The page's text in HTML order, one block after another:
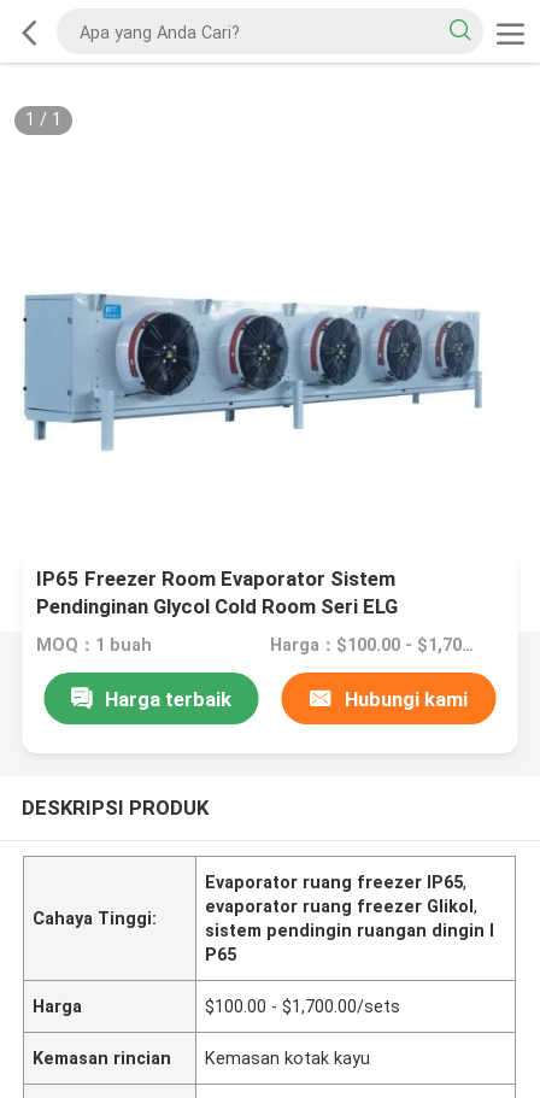
1 / 1
IP65 Freezer Room Evaporator Sistem
Pendinginan Glycol Cold Room Seri ELG
MOQ：1 buah Harga：$100.00 - $1,700.00/sets
Harga terbaik Hubungi kami
DESKRIPSI PRODUK
Cahaya Tinggi:
Evaporator ruang freezer IP65,
evaporator ruang freezer Glikol,
sistem pendingin ruangan dingin I
P65
Harga $100.00 - $1,700.00/sets
Kemasan rincian Kemasan kotak kayu